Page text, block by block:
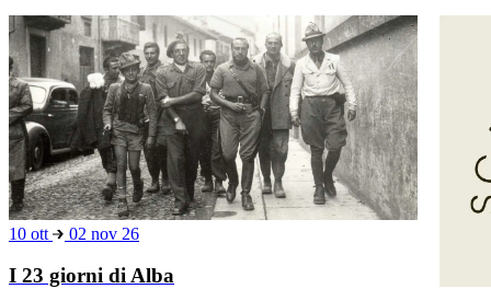
10 ott 02 nov 26
I 23 giorni di Alba